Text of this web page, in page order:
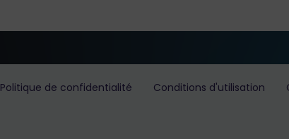
Politique de confidentialité Conditions d'utilisation